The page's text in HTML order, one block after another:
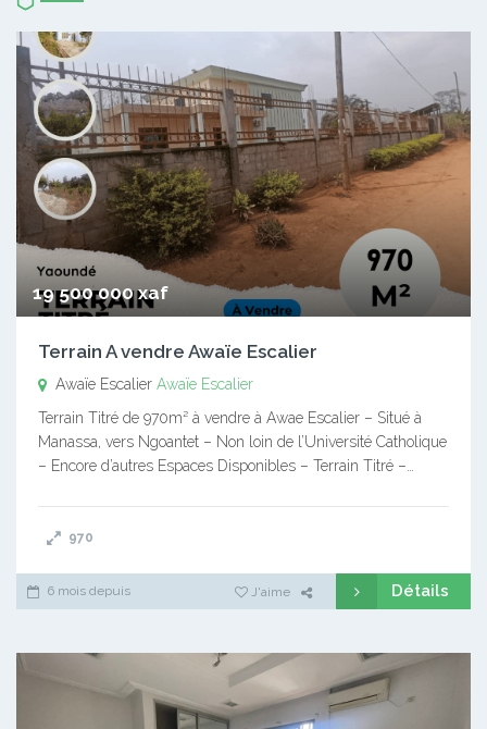
19 500 000 xaf
Terrain A vendre Awaïe Escalier
Awaïe Escalier Awaïe Escalier
Terrain Titré de 970m² à vendre à Awae Escalier – Situé à
Manassa, vers Ngoantet – Non loin de l’Université Catholique
– Encore d’autres Espaces Disponibles – Terrain Titré –…
970
6 mois depuis J'aime Détails